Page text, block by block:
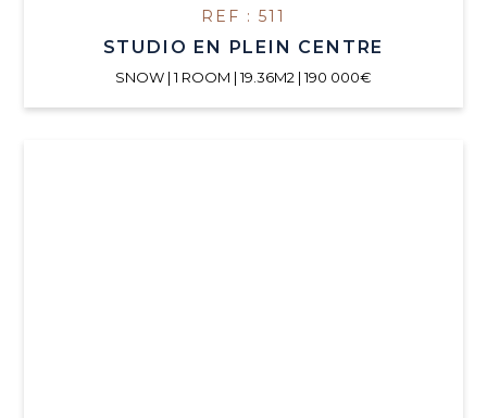
REF : 511
STUDIO EN PLEIN CENTRE
SNOW | 1 ROOM | 19.36M2 | 190 000€